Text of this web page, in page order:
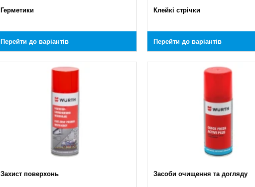
Герметики
Перейти до варіантів
Клейкі стрічки
Перейти до варіантів
Захист поверхонь Засоби очищення та догляду